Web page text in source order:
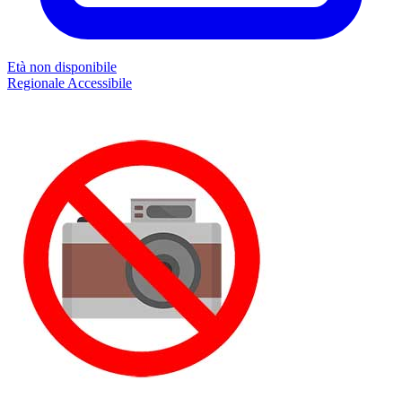
Età non disponibile
Regionale Accessibile